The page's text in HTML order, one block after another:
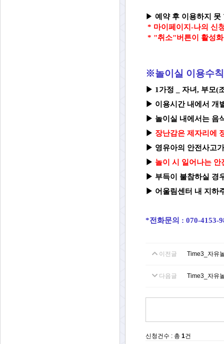
▶ 예약 후 이용하지 못
* 마이페이지-나의 신
* "취소"버튼이 활성화
※놀이실 이용수
▶ 1가정 _ 자녀, 부모(
▶ 이용시간 내에서 개
▶ 놀이실 내에서는 음
▶ 장난감은 제자리에
▶ 영유아의 안전사고
▶ 놀이 시 일어나는
▶ 부득이 불참하실 경
▶ 어울림센터 내 지하
*전화문의 : 070-4153-
이전글 Time3_자유
다음글 Time3_자유
신청건수 : 총 1건